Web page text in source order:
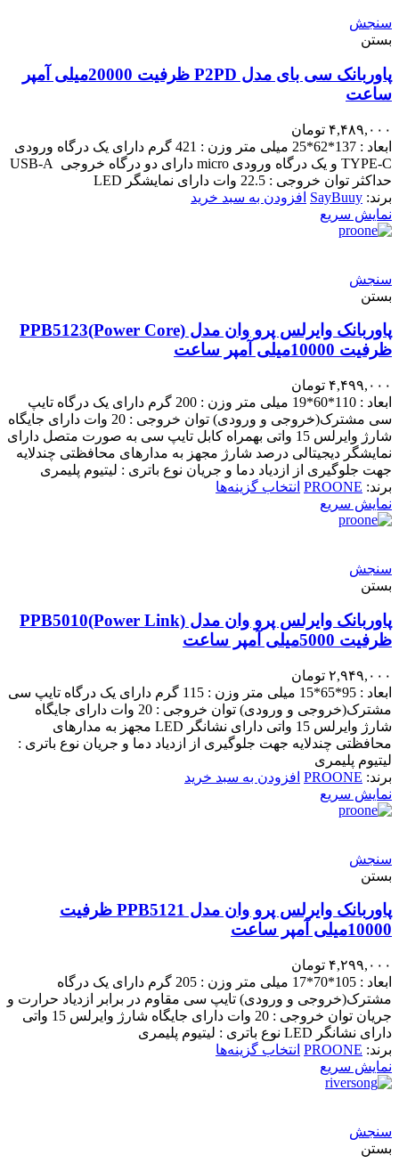
سنجش
بستن
پاوربانک سی بای مدل P2PD ظرفیت 20000میلی آمپر
ساعت
۴,۴۸۹,۰۰۰ تومان
ابعاد : 137*62*25 میلی متر وزن : 421 گرم دارای یک درگاه ورودی
TYPE-C و یک درگاه ورودی micro دارای دو درگاه خروجی USB-A
حداکثر توان خروجی : 22.5 وات دارای نمایشگر LED
برند: SayBuuy افزودن به سبد خرید
نمایش سریع
سنجش
بستن
پاوربانک وایرلس پرو وان مدل PPB5123(Power Core)
ظرفیت 10000میلی آمپر ساعت
۴,۴۹۹,۰۰۰ تومان
ابعاد : 110*60*19 میلی متر وزن : 200 گرم دارای یک درگاه تایپ
سی مشترک(خروجی و ورودی) توان خروجی : 20 وات دارای جایگاه
شارژ وایرلس 15 واتی بهمراه کابل تایپ سی به صورت متصل دارای
نمایشگر دیجیتالی درصد شارژ مجهز به مدارهای محافظتی چندلایه
جهت جلوگیری از ازدیاد دما و جریان نوع باتری : لیتیوم پلیمری
برند: PROONE انتخاب گزینه‌ها
نمایش سریع
سنجش
بستن
پاوربانک وایرلس پرو وان مدل PPB5010(Power Link)
ظرفیت 5000میلی آمپر ساعت
۲,۹۴۹,۰۰۰ تومان
ابعاد : 95*65*15 میلی متر وزن : 115 گرم دارای یک درگاه تایپ سی
مشترک(خروجی و ورودی) توان خروجی : 20 وات دارای جایگاه
شارژ وایرلس 15 واتی دارای نشانگر LED مجهز به مدارهای
محافظتی چندلایه جهت جلوگیری از ازدیاد دما و جریان نوع باتری :
لیتیوم پلیمری
برند: PROONE افزودن به سبد خرید
نمایش سریع
سنجش
بستن
پاوربانک وایرلس پرو وان مدل PPB5121 ظرفیت
10000میلی آمپر ساعت
۴,۲۹۹,۰۰۰ تومان
ابعاد : 105*70*17 میلی متر وزن : 205 گرم دارای یک درگاه
مشترک(خروجی و ورودی) تایپ سی مقاوم در برابر ازدیاد حرارت و
جریان توان خروجی : 20 وات دارای جایگاه شارژ وایرلس 15 واتی
دارای نشانگر LED نوع باتری : لیتیوم پلیمری
برند: PROONE انتخاب گزینه‌ها
نمایش سریع
سنجش
بستن